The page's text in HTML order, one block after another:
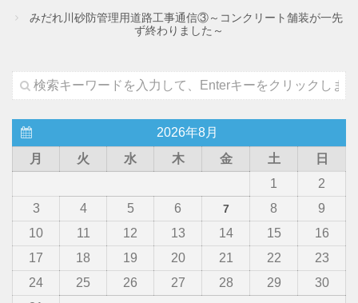
みだれ川砂防管理用道路工事通信③～コンクリート舗装が一先
ず終わりました～
2026年8月
月
火 水 木 金 土
日
1
2
3
4 5 6 7 8
9
10
11 12 13 14 15
16
17
18 19 20 21 22
23
24
25 26 27 28 29
30